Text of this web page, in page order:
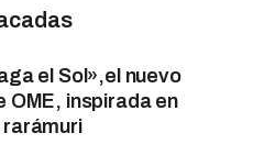
el Sol»,el nuevo
OME, inspirada en
rarámuri